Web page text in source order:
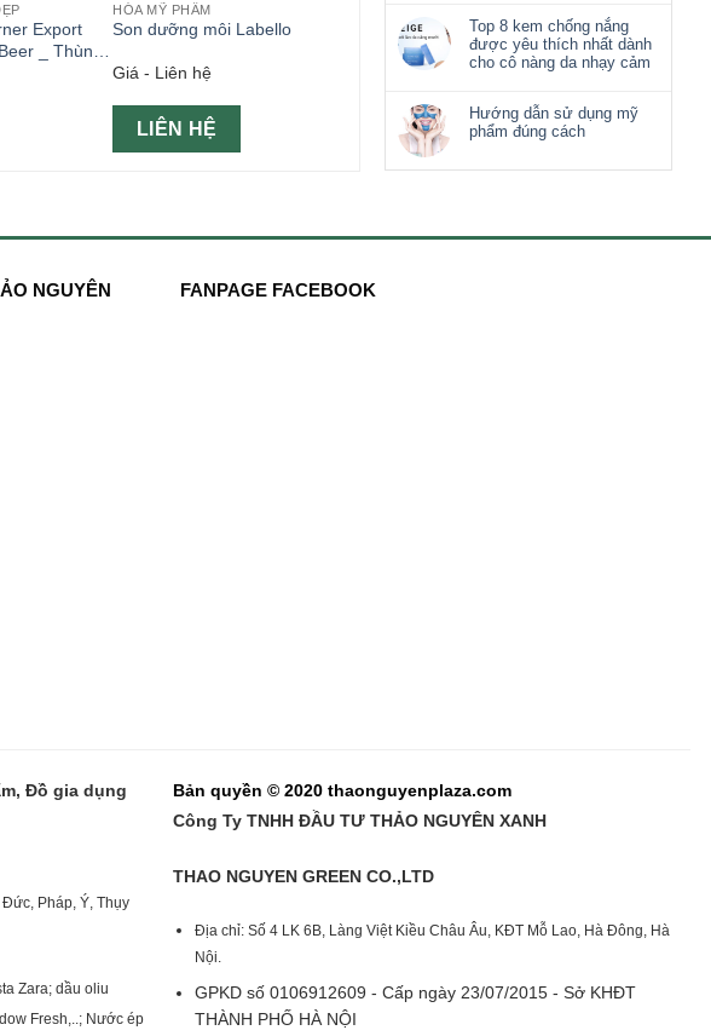
Top 8 kem chống nắng
được yêu thích nhất dành
cho cô nàng da nhạy cảm
Hướng dẫn sử dụng mỹ
phẩm đúng cách
Export
_ Thùng
HÓA MỸ PHẨM
Son dưỡng môi Labello
Giá - Liên hệ
LIÊN HỆ
NGUYÊN
FANPAGE FACEBOOK
Đồ gia dụng
Pháp, Ý, Thụy
Zara; dầu oliu
Fresh,..; Nước ép
Bản quyền © 2020 thaonguyenplaza.com
Công Ty TNHH ĐẦU TƯ THẢO NGUYÊN XANH
THAO NGUYEN GREEN CO.,LTD
Địa chỉ: Số 4 LK 6B, Làng Việt Kiều Châu Âu, KĐT Mỗ Lao, Hà Đông, Hà
Nội.
GPKD số 0106912609 - Cấp ngày 23/07/2015 - Sở KHĐT
THÀNH PHỐ HÀ NỘI